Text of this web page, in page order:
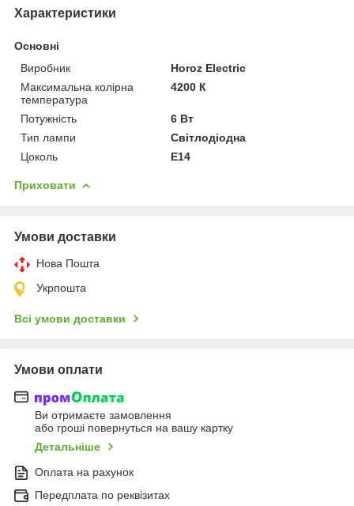
Характеристики
Основні
Виробник
Horoz Electric
Максимальна колірна
температура
4200 К
Потужність
6 Вт
Тип лампи
Світлодіодна
Цоколь
E14
Приховати
Умови доставки
Нова Пошта
Укрпошта
Всі умови доставки
Умови оплати
Ви отримаєте замовлення
або гроші повернуться на вашу картку
Детальніше
Оплата на рахунок
Передплата по реквізитах